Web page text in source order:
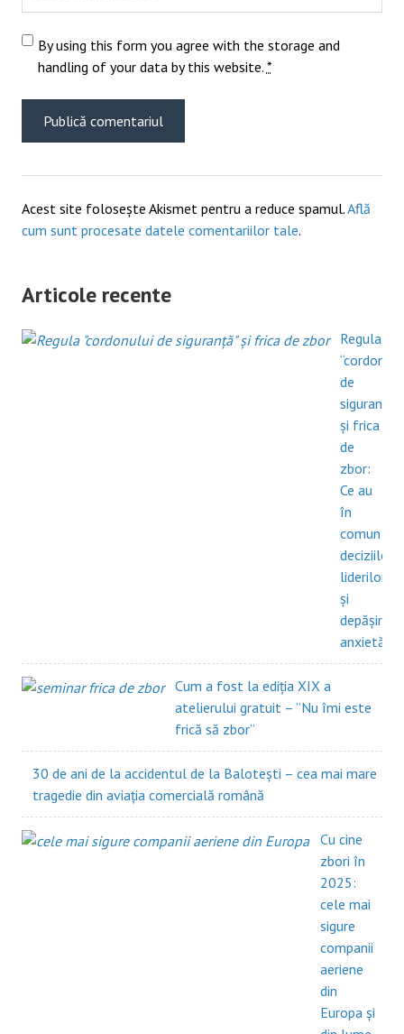
By using this form you agree with the storage and
handling of your data by this website. *
Acest site folosește Akismet pentru a reduce spamul.Află
cum sunt procesate datele comentariilor tale.
Articole recente
Regula
de
siguranță”
și frica
de
zbor:
Ce au
în
comun
deciziile
liderilor
și
depășirea
anxietății?
Cum a fost la ediția XIX a
atelierului gratuit – ”Nu îmi este
frică să zbor”
30 de ani de la accidentul de la Balotești – cea mai mare
tragedie din aviația comercială română
Cu cine
zbori în
2025:
cele mai
sigure
companii
aeriene
din
Europa și